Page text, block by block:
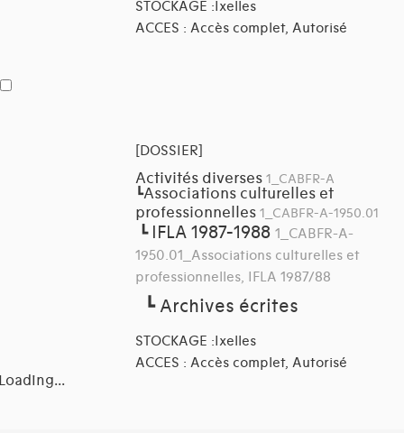
STOCKAGE :Ixelles
ACCES : Accès complet, Autorisé
[DOSSIER]
Activités diverses 1_CABFR-A
┗Associations culturelles et
professionnelles 1_CABFR-A-1950.01
┗ IFLA 1987-1988 1_CABFR-A-
1950.01_Associations culturelles et
professionnelles, IFLA 1987/88
┗Archives écrites
STOCKAGE :Ixelles
ACCES : Accès complet, Autorisé